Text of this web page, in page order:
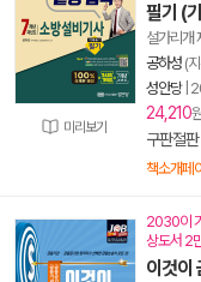
미리보기
필기 (
설가리개
공하성 (
성안당|
24,210
구판절판
책소개페
2030이
상도서 2
이것이